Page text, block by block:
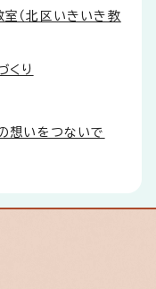
（北区いきいき教
くり
想いをつないで